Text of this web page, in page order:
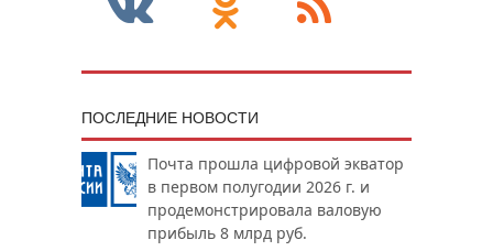
ПОСЛЕДНИЕ НОВОСТИ
Почта прошла цифровой экватор
в первом полугодии 2026 г. и
продемонстрировала валовую
прибыль 8 млрд руб.